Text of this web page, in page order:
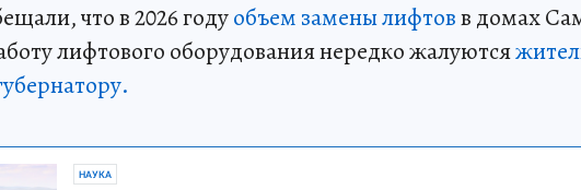
что в 2026 годуобъем замены лифтовв домах
лифтового оборудования нередко жалуются
НАУКА